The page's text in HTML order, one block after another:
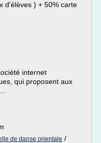
d'élèves ) + 50% carte
internet
qui proposent aux
de danse orientale /